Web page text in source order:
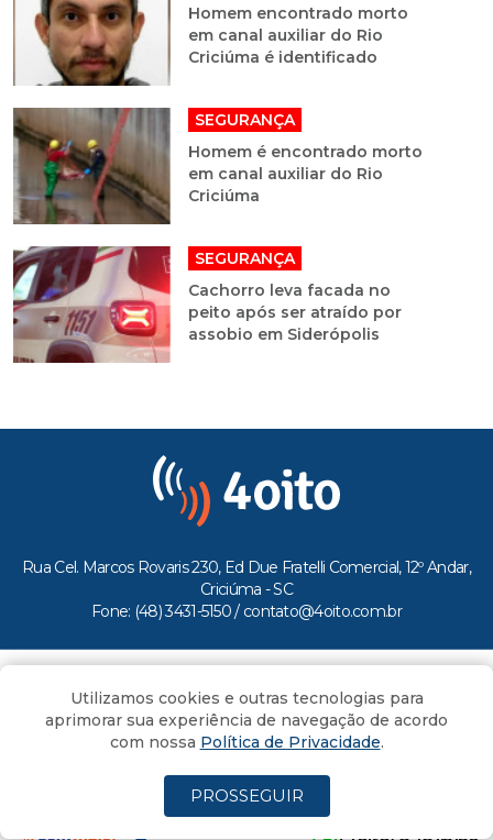
Homem encontrado morto
em canal auxiliar do Rio
Criciúma é identificado
SEGURANÇA
Homem é encontrado morto
em canal auxiliar do Rio
Criciúma
SEGURANÇA
Cachorro leva facada no
peito após ser atraído por
assobio em Siderópolis
Rua Cel. Marcos Rovaris 230, Ed Due Fratelli Comercial, 12º Andar,
Criciúma - SC
Fone: (48) 3431-5150 / contato@4oito.com.br
Todos os direitos reservados ao Portal 4oito
(4oito) 3431.5150
Utilizamos cookies e outras tecnologias para
aprimorar sua experiência de navegação de acordo
com nossa Política de Privacidade.
PROSSEGUIR